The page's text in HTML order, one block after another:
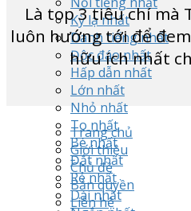
Kỳ lạ nhất
Danh tiếng nhất
Độc đáo nhất
Hấp dẫn nhất
Lớn nhất
Nhỏ nhất
To nhất
Bé nhất
Đắt nhất
Rẻ nhất
Dài nhất
Là top3tiêu chí mà
luôn hướng tới để
hữu ích nhất
Trang chủ
Giới thiệu
Chủ đề
Bản quyền
Liên hệ